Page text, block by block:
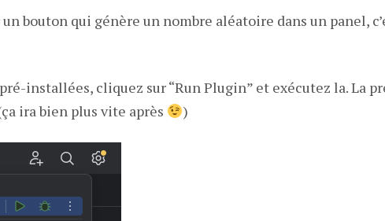
bouton qui génère un nombre aléatoire dans un panel,
installées, cliquez sur “Run Plugin” et exécutez la. La
ira bien plus vite après
)